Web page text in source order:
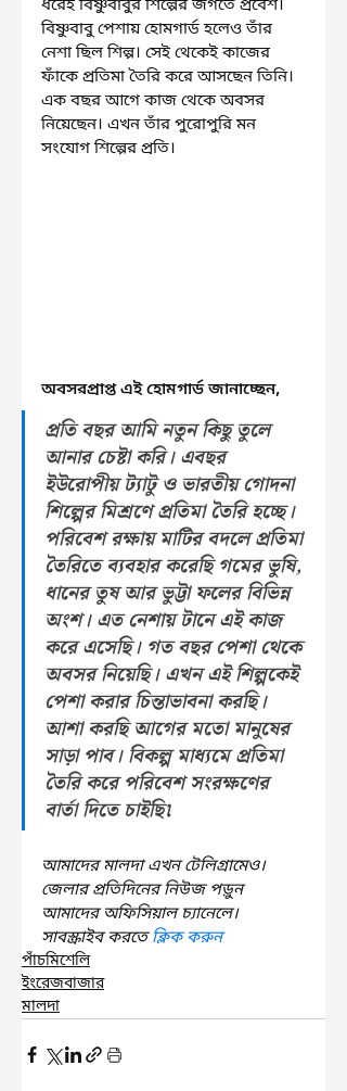
ধরেই বিষ্ণুবাবুর শিল্পের জগতে প্রবেশ।
বিষ্ণুবাবু পেশায় হোমগার্ড হলেও তাঁর
নেশা ছিল শিল্প। সেই থেকেই কাজের
ফাঁকে প্রতিমা তৈরি করে আসছেন তিনি।
এক বছর আগে কাজ থেকে অবসর
নিয়েছেন। এখন তাঁর পুরোপুরি মন
সংযোগ শিল্পের প্রতি।
অবসরপ্রাপ্ত এই হোমগার্ড জানাচ্ছেন,
প্রতি বছর আমি নতুন কিছু তুলে
আনার চেষ্টা করি। এবছর
ইউরোপীয় ট্যাটু ও ভারতীয় গোদনা
শিল্পের মিশ্রণে প্রতিমা তৈরি হচ্ছে।
পরিবেশ রক্ষায় মাটির বদলে প্রতিমা
তৈরিতে ব্যবহার করেছি গমের ভুষি,
ধানের তুষ আর ভুট্টা ফলের বিভিন্ন
অংশ। এত নেশায় টানে এই কাজ
করে এসেছি। গত বছর পেশা থেকে
অবসর নিয়েছি। এখন এই শিল্পকেই
পেশা করার চিন্তাভাবনা করছি।
আশা করছি আগের মতো মানুষের
সাড়া পাব। বিকল্প মাধ্যমে প্রতিমা
তৈরি করে পরিবেশ সংরক্ষণের
বার্তা দিতে চাইছি৷
আমাদের মালদা এখন টেলিগ্রামেও।
জেলার প্রতিদিনের নিউজ পড়ুন
আমাদের অফিসিয়াল চ্যানেলে।
সাবস্ক্রাইব করতে ক্লিক করুন
পাঁচমিশেলি
ইংরেজবাজার
মালদা